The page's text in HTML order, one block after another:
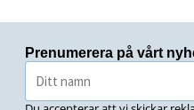
Prenumerera på vårt